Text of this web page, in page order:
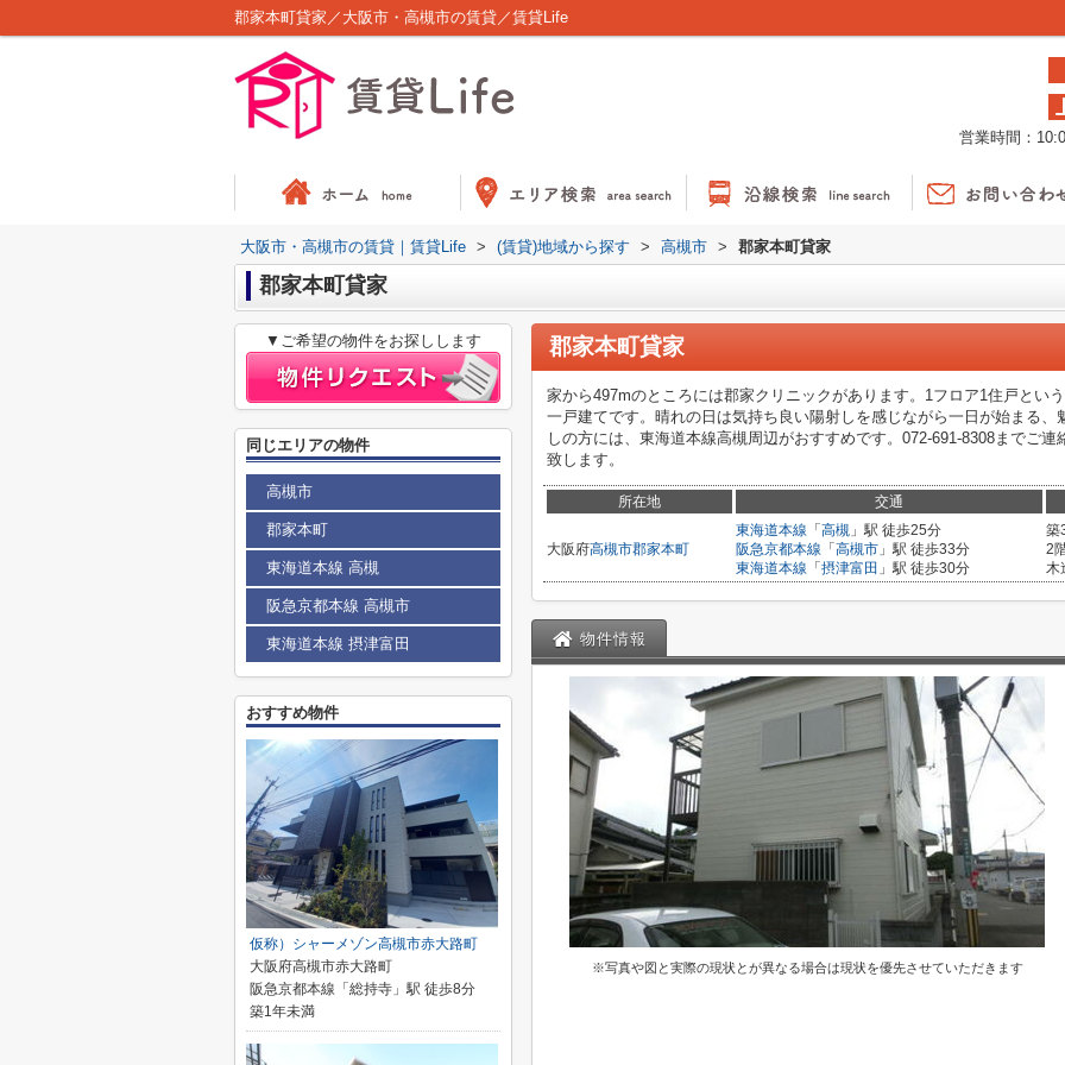
郡家本町貸家／大阪市・高槻市の賃貸／賃貸Life
営業時間：
大阪市・高槻市の賃貸｜賃貸Life > (賃貸)地域から探す > 高槻市 > 郡家本町貸家
郡家本町貸家
郡家本町貸家
家から497mのところには郡家クリニックがあります。1フロア1住戸とい
一戸建てです。晴れの日は気持ち良い陽射しを感じながら一日が始まる
しの方には、東海道本線高槻周辺がおすすめです。072-691-8308までご
致します。
所在地 交通
大阪府高槻市郡家本町
東海道本線 「 高槻 」駅 徒歩25分
阪急京都本線 「 高槻市 」駅 徒歩33分
東海道本線 「 摂津富田 」駅 徒歩30分
築
2
木
物件情報
※写真や図と実際の現状とが異なる場合は現状を優先させていただきます
▼ご希望の物件をお探しします
同じエリアの物件
高槻市
郡家本町
東海道本線 高槻
阪急京都本線 高槻市
東海道本線 摂津富田
おすすめ物件
仮称）シャーメゾン高槻市赤大路町
大阪府高槻市赤大路町
阪急京都本線「総持寺」駅 徒歩8分
築1年未満